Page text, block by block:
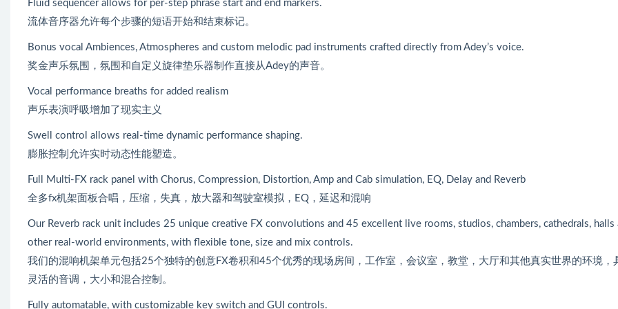
Fluid sequencer allows for per-step phrase start and end markers.
流体音序器允许每个步骤的短语开始和结束标记。
Bonus vocal Ambiences, Atmospheres and custom melodic pad instruments crafted directly from Adey’s voice.
奖金声乐氛围，氛围和自定义旋律垫乐器制作直接从Adey的声音。
Vocal performance breaths for added realism
声乐表演呼吸增加了现实主义
Swell control allows real-time dynamic performance shaping.
膨胀控制允许实时动态性能塑造。
Full Multi-FX rack panel with Chorus, Compression, Distortion, Amp and Cab simulation, EQ, Delay and Reverb
全多fx机架面板合唱，压缩，失真，放大器和驾驶室模拟，EQ，延迟和混响
Our Reverb rack unit includes 25 unique creative FX convolutions and 45 excellent live rooms, studios, chambers, cathedrals, halls
other real-world environments, with flexible tone, size and mix controls.
我们的混响机架单元包括25个独特的创意FX卷积和45个优秀的现场房间，工作室，会议室，教堂，大厅和其他真实世界的环境，
灵活的音调，大小和混合控制。
Fully automatable, with customizable key switch and GUI controls.